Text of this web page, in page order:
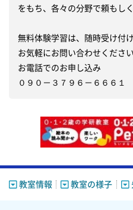
をもち、各々の分野で頼もし
無料体験学習は、随時受け付
お気軽にお問い合わ
お電話でのお申し込み
教室情報 教室の様子